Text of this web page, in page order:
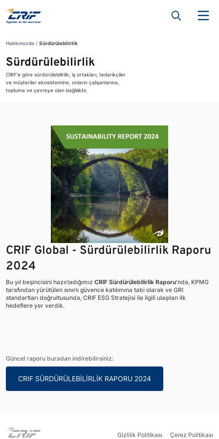
Hakkımızda Sürdürülebilirlik
Sürdürülebilirlik
CRIF'e göre sürdürülebilirlik; iş ortakları, tedarikçiler
ve müşteriler ekosistemine, onların çalışanlarına,
topluma ve çevreye olan bağlılıktır.
CRIF Global - Sürdürülebilirlik Raporu
2024
Bu yıl beşincisini hazırladığımız CRIF Sürdürülebilirlik Raporu'nda, KPMG
tarafından yürütülen sınırlı güvence katılımına tabi olarak ve GRI
standartları doğrultusunda, CRIF ESG Stratejisi ile ilgili ulaşılan ilk
hedeflere yer verdik.
Güncel raporu buradan indirebilirsiniz:
CRIF SÜRDÜRÜLEBİLİRLİK RAPORU 2024
Gizlilik Politikası Çerez Politikası